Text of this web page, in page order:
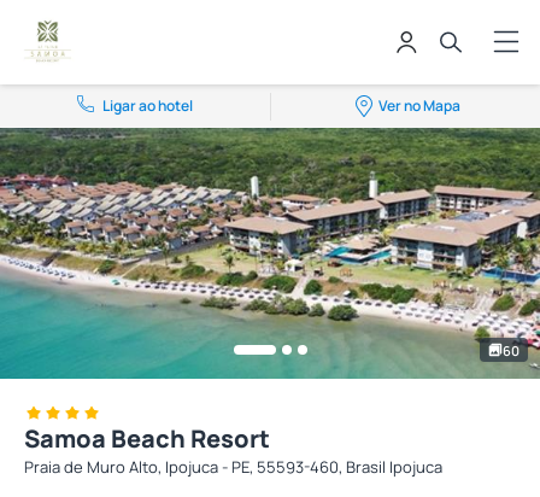
Ligar ao hotel Ver no Mapa
60
Samoa Beach Resort
Praia de Muro Alto, Ipojuca - PE, 55593-460, Brasil Ipojuca